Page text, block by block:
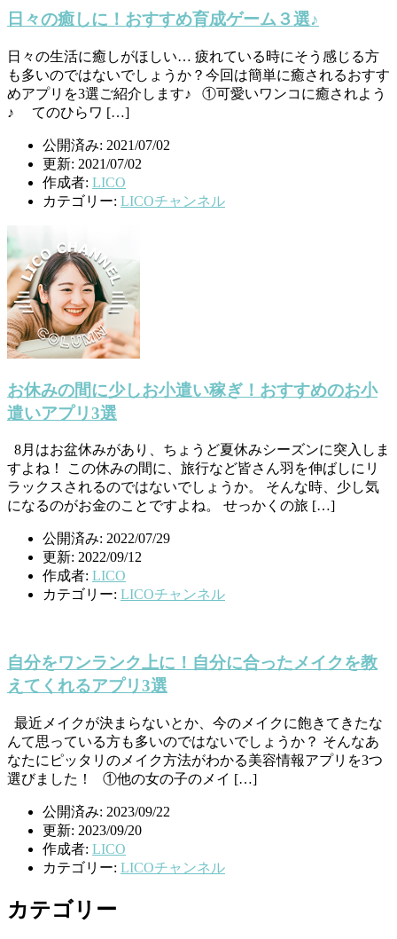
日々の癒しに！おすすめ育成ゲーム３選♪
日々の生活に癒しがほしい… 疲れている時にそう感じる方
も多いのではないでしょうか？今回は簡単に癒されるおすす
めアプリを3選ご紹介します♪ ①可愛いワンコに癒されよう
♪ てのひらワ […]
公開済み: 2021/07/02
更新: 2021/07/02
作成者: LICO
カテゴリー: LICOチャンネル
お休みの間に少しお小遣い稼ぎ！おすすめのお小
遣いアプリ3選
8月はお盆休みがあり、ちょうど夏休みシーズンに突入しま
すよね！ この休みの間に、旅行など皆さん羽を伸ばしにリ
ラックスされるのではないでしょうか。 そんな時、少し気
になるのがお金のことですよね。 せっかくの旅 […]
公開済み: 2022/07/29
更新: 2022/09/12
作成者: LICO
カテゴリー: LICOチャンネル
自分をワンランク上に！自分に合ったメイクを教
えてくれるアプリ3選
最近メイクが決まらないとか、今のメイクに飽きてきたな
んて思っている方も多いのではないでしょうか？ そんなあ
なたにピッタリのメイク方法がわかる美容情報アプリを3つ
選びました！ ①他の女の子のメイ […]
公開済み: 2023/09/22
更新: 2023/09/20
作成者: LICO
カテゴリー: LICOチャンネル
カテゴリー